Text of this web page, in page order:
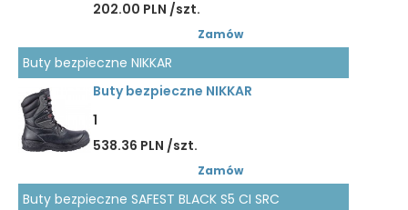
202.00 PLN /szt.
Zamów
Buty bezpieczne NIKKAR
Buty bezpieczne NIKKAR
1
538.36 PLN /szt.
Zamów
Buty bezpieczne SAFEST BLACK S5 CI SRC